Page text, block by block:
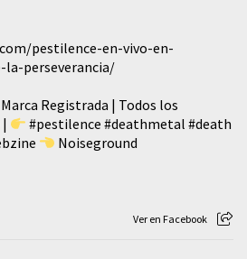
pestilence-en-vivo-en-
perseverancia/
Registrada | Todos los
#pestilence #deathmetal #death
Noiseground
Ver en Facebook